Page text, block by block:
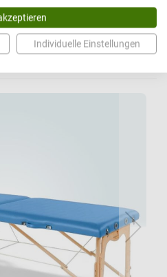
Kopfteil inkl. Ausschnitt und
gerundet
Details
Individuelle Einstellungen